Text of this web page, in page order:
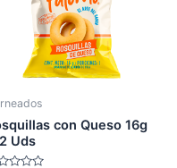
con Queso 16g
Uds